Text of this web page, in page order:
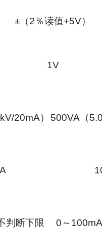
±（2％读值+5V）
1V
20mA） 500VA（
判断下限 0～